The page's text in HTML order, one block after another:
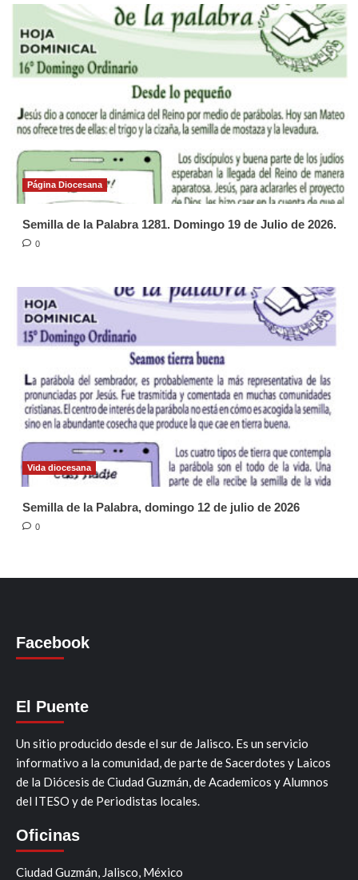
Página Diocesana
Semilla de la Palabra 1281. Domingo 19 de Julio de 2026.
0
Vida diocesana
Semilla de la Palabra, domingo 12 de julio de 2026
0
Facebook
El Puente
Un sitio producido desde el sur de Jalisco. Es un servicio
informativo a la comunidad, de parte de Sacerdotes y Laicos
de la Diócesis de Ciudad Guzmán, de Academicos y Alumnos
del ITESO y de Periodistas locales.
Oficinas
Ciudad Guzmán, Jalisco, México